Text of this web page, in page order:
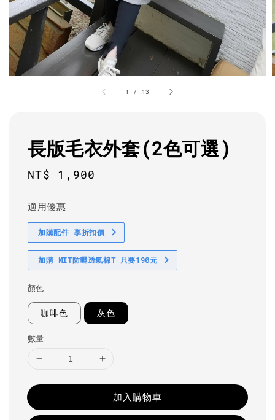
1 / 13
長版毛衣外套(2色可選)
Regular
NT$ 1,900
適用優惠
加購配件 享折扣價
加購 MIT防曬透氣棉T 只要190元
顏色
咖啡色 灰色
數量
加入購物車